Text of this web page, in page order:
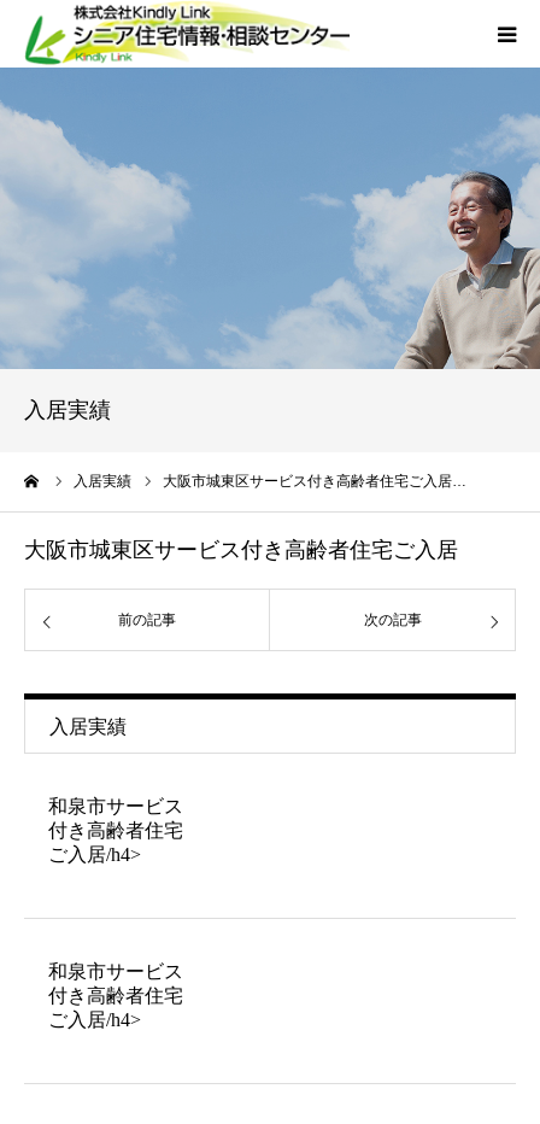
入居実績
入居実績 大阪市城東区サービス付き高齢者住宅ご入居…
大阪市城東区サービス付き高齢者住宅ご入居
前の記事 次の記事
入居実績
和泉市サービス
付き高齢者住宅
ご入居/h4>
和泉市サービス
付き高齢者住宅
ご入居/h4>
当社について
外国人人材採用
お問い合わせ